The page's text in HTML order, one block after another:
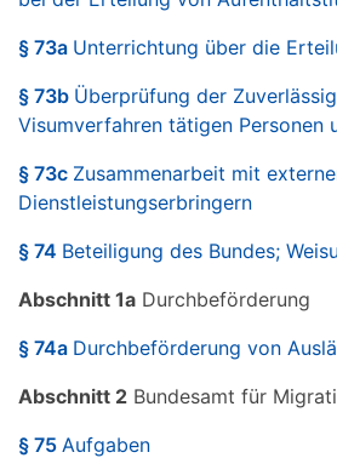
§ 73a Unterrichtung über die
§ 73b Überprüfung der
Visumverfahren tätigen Personen
§ 73c Zusammenarbeit mit
Dienstleistungserbringern
§ 74 Beteiligung des Bundes;
Abschnitt 1a Durchbeförderung
§ 74a Durchbeförderung von
Abschnitt 2 Bundesamt für
§ 75 Aufgaben